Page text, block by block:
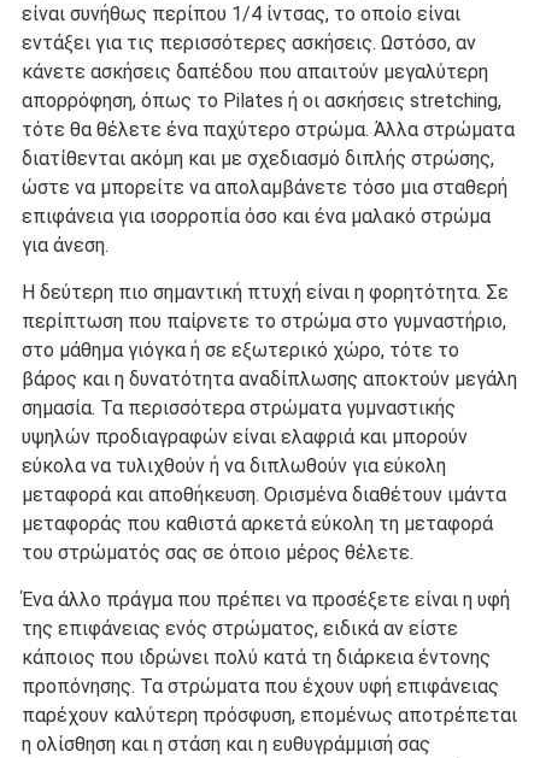
είναι συνήθως περίπου 1/4 ίντσας, το οποίο είναι
εντάξει για τις περισσότερες ασκήσεις. Ωστόσο, αν
κάνετε ασκήσεις δαπέδου που απαιτούν μεγαλύτερη
απορρόφηση, όπως το Pilates ή οι ασκήσεις stretching,
τότε θα θέλετε ένα παχύτερο στρώμα. Άλλα στρώματα
διατίθενται ακόμη και με σχεδιασμό διπλής στρώσης,
ώστε να μπορείτε να απολαμβάνετε τόσο μια σταθερή
επιφάνεια για ισορροπία όσο και ένα μαλακό στρώμα
για άνεση.
Η δεύτερη πιο σημαντική πτυχή είναι η φορητότητα. Σε
περίπτωση που παίρνετε το στρώμα στο γυμναστήριο,
στο μάθημα γιόγκα ή σε εξωτερικό χώρο, τότε το
βάρος και η δυνατότητα αναδίπλωσης αποκτούν μεγάλη
σημασία. Τα περισσότερα στρώματα γυμναστικής
υψηλών προδιαγραφών είναι ελαφριά και μπορούν
εύκολα να τυλιχθούν ή να διπλωθούν για εύκολη
μεταφορά και αποθήκευση. Ορισμένα διαθέτουν ιμάντα
μεταφοράς που καθιστά αρκετά εύκολη τη μεταφορά
του στρώματός σας σε όποιο μέρος θέλετε.
Ένα άλλο πράγμα που πρέπει να προσέξετε είναι η υφή
της επιφάνειας ενός στρώματος, ειδικά αν είστε
κάποιος που ιδρώνει πολύ κατά τη διάρκεια έντονης
προπόνησης. Τα στρώματα που έχουν υφή επιφάνειας
παρέχουν καλύτερη πρόσφυση, επομένως αποτρέπεται
η ολίσθηση και η στάση και η ευθυγράμμισή σας